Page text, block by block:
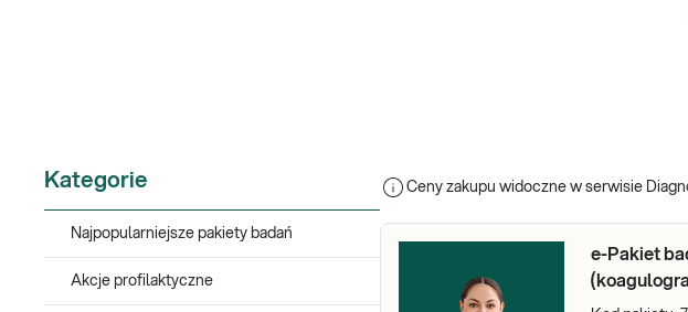
różnicowanie przyczyn anemii), choroby zakaźne (ustalenie czynnika zakaźnego
Kategoria – Choroby i dolegliwości uwzględnia szeroką gamę pakietów badań.
cukrzycy i insulinooporności,
zaburzeń gruczołów układu pokarmowego – wątroby i trzustki,
układu krążenia,
celiakii, w której źródłem dolegliwości jest spożywanie glutenu,
Kategorie
Najpopularniejsze pakiety badań
Akcje profilaktyczne
Ceny zakupu widoczne w serwisie
e-Pakiet